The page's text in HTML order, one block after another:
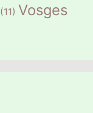
(11) Vosges